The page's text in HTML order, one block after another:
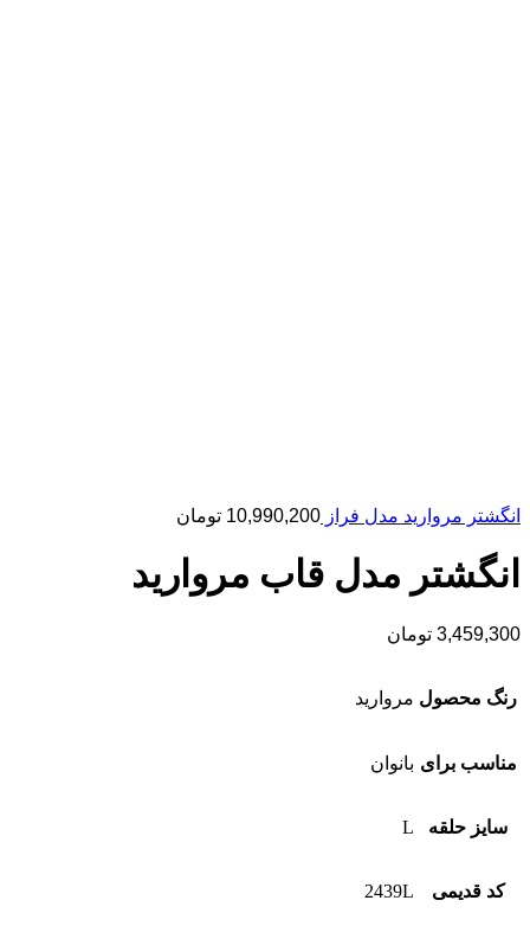
انگشتر مروارید مدل فراز 10,990,200 تومان
انگشتر مدل قاب مروارید
3,459,300 تومان
رنگ محصول مروارید
مناسب برای بانوان
سایز حلقه L
کد قدیمی 2439L